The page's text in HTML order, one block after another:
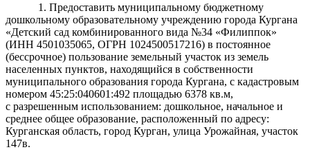
1. Предоставить муниципальному бюджетному
дошкольному образовательному учреждению города Кургана
«Детский сад комбинированного вида №34 «Филиппок»
(ИНН 4501035065, ОГРН 1024500517216) в постоянное
(бессрочное) пользование земельный участок из земель
населенных пунктов, находящийся в собственности
муниципального образования города Кургана, с кадастровым
номером 45:25:040601:492 площадью 6378 кв.м,
с разрешенным использованием: дошкольное, начальное и
среднее общее образование, расположенный по адресу:
Курганская область, город Курган, улица Урожайная, участок
147в.